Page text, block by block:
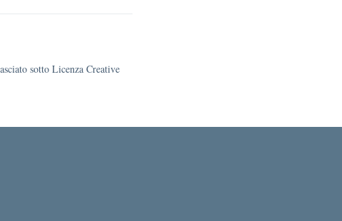
sotto Licenza Creative